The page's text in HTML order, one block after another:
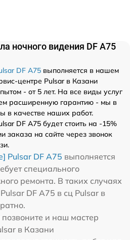
ночного видения DF A75
DF A75 выполняется в нашем
центре Pulsar в Казани
- от 5 лет. На все виды услуг
расширенную гарантию - мы в
в качестве наших работ.
DF A75 будет стоить на -15%
заказа на сайте через звонок
Pulsar DF A75 выполняется
специального
ремонта. В таких случаях
DF A75 в сц Pulsar в
и наш мастер
в Казани